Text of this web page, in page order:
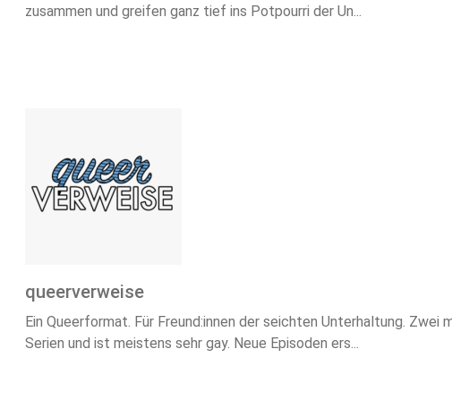
zusammen und greifen ganz tief ins Potpourri der Un...
queerverweise
Ein Queerformat. Für Freund:innen der seichten Unterhaltung.
Serien und ist meistens sehr gay. Neue Episoden ers...